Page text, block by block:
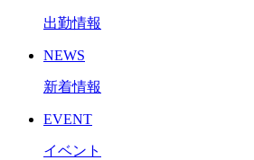
出勤情報
NEWS
新着情報
EVENT
イベント